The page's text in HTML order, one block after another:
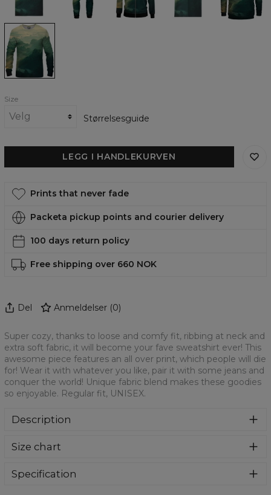
Mouthful
womens
sweatshirt
Size
Størrelsesguide
LEGG I HANDLEKURVEN
Prints that never fade
Packeta pickup points and courier delivery
100 days return policy
Free shipping over 660 NOK
Del Anmeldelser (0)
Super cozy, thanks to loose and comfy fit, ribbing at neck and
extra soft fabric, it will become your fave sweatshirt ever! This
awesome piece features an all over print, which people will die
for! Wear it with whatever you like, pair it with some jeans and
conquer the world! Unique fabric blend makes these goodies
so enjoyable. Regular fit, UNISEX.
Description
bawełny i poliestru z wysokiej jakości nadrukiem z przodu i
długie rękawy. Trwałe, wzmocnione szwy są kolorowe, aby
Size chart
Specification